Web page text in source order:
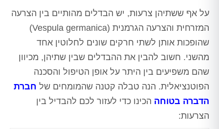
על אף ששתיהן צרעות, יש הבדלים מהותיים בין הצרעה
המזרחית והצרעה הגרמנית (Vespula germanica)
שהופכות אותן לשתי חרקים שונים לחלוטין אחד
מהשני. חשוב להבין את ההבדלים שבין שתיהן, מכיוון
שהם משפיעים בין היתר על אופן הטיפול והסכנה
הפוטנציאלית. הנה טבלה קטנה שהמומחים של חברת
הדברה בטוחה הכינו כדי לעזור לכם להבדיל בין
הצרעות: